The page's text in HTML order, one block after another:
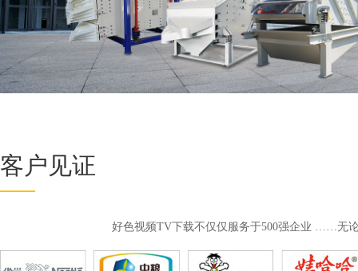
客户见证
好色视频TV下载不仅仅服务于500强企业 ……无